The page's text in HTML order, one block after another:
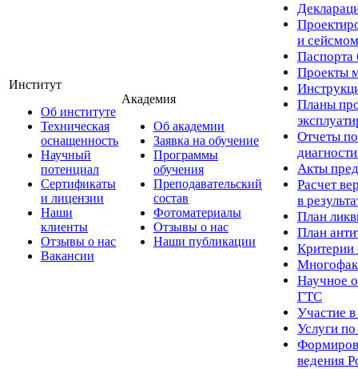
Институт
Об институте
Техническая
оснащенность
Научный
потенциал
Сертификаты
и лицензии
Наши
клиенты
Отзывы о нас
Вакансии
Академия
Об академии
Заявка на обучение
Программы
обучения
Преподавательский
состав
Фотоматериалы
Отзывы о нас
Наши публикации
и
Паспорта
Проекты
Планы
Отчеты по
Акты
Расчет
в
План
План
Критерии
Научное
ГТС
Участие
Услуги
ведения